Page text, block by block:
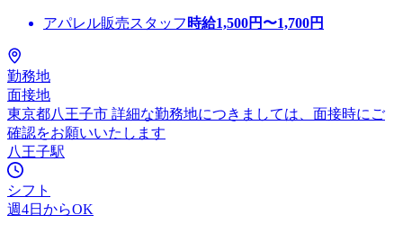
アパレル販売スタッフ 時給1,500円〜1,700円
勤務地
面接地
東京都八王子市 詳細な勤務地につきましては、面接時にご
確認をお願いいたします
八王子駅
シフト
週4日からOK